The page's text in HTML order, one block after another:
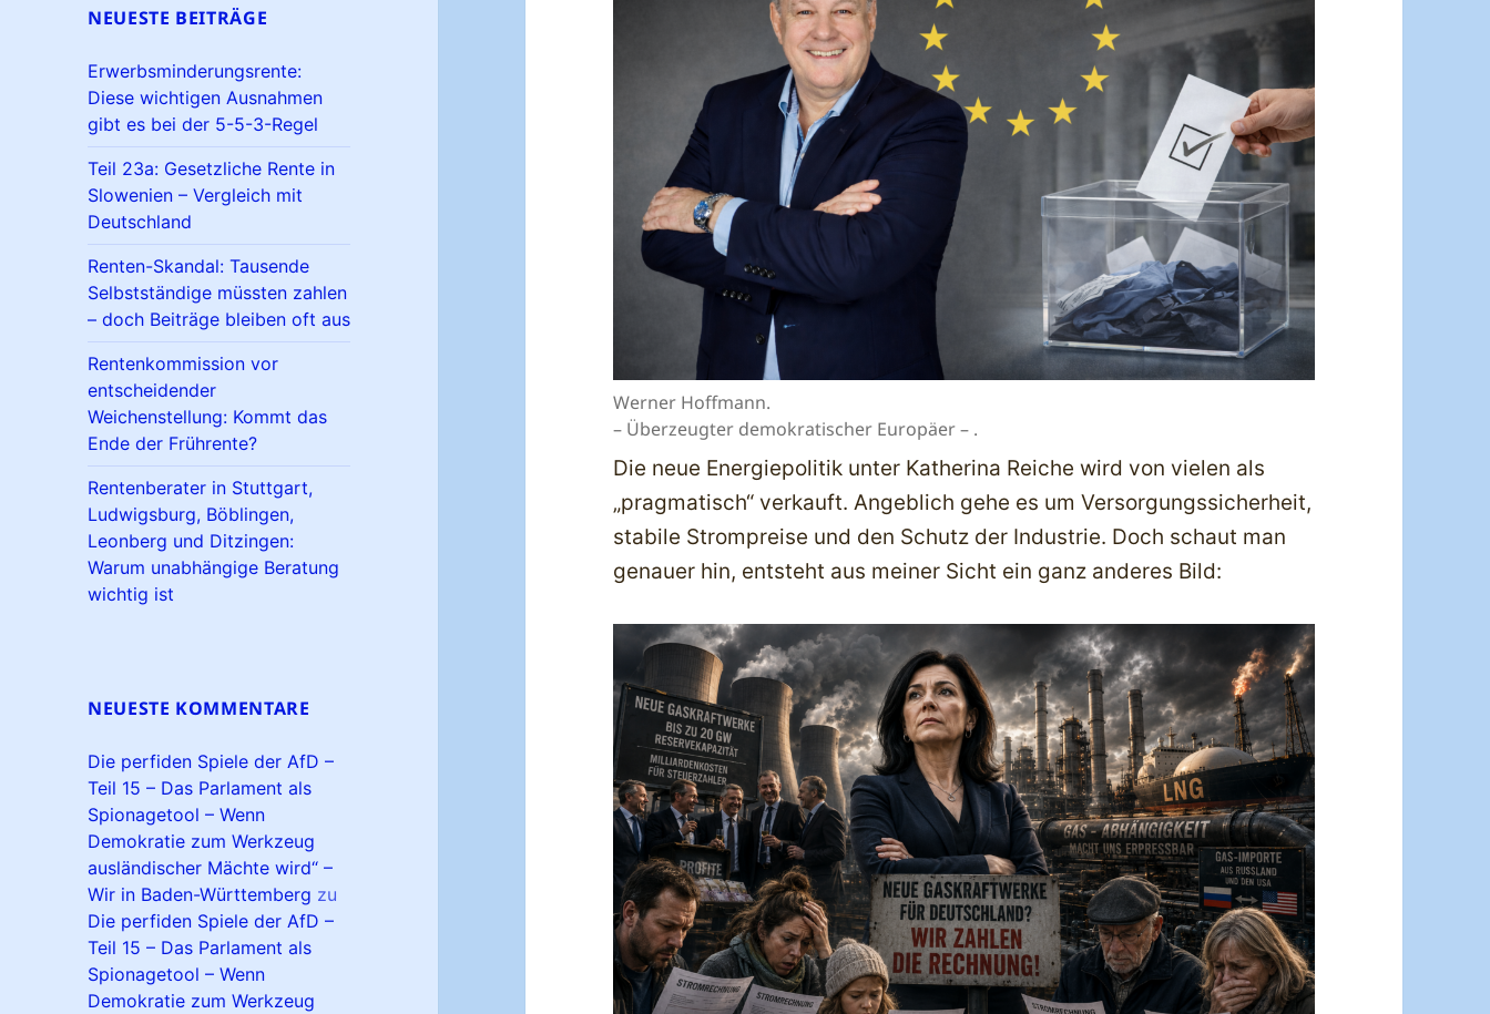
NEUESTE BEITRÄGE
Erwerbsminderungsrente:
Diese wichtigen Ausnahmen
gibt es bei der 5-5-3-Regel
Teil 23a: Gesetzliche Rente in
Slowenien – Vergleich mit
Deutschland
Renten-Skandal: Tausende
Selbstständige müssten zahlen
– doch Beiträge bleiben oft aus
Rentenkommission vor
entscheidender
Weichenstellung: Kommt das
Ende der Frührente?
Rentenberater in Stuttgart,
Ludwigsburg, Böblingen,
Leonberg und Ditzingen:
Warum unabhängige Beratung
wichtig ist
NEUESTE KOMMENTARE
Die perfiden Spiele der AfD –
Teil 15 – Das Parlament als
Spionagetool – Wenn
Demokratie zum Werkzeug
ausländischer Mächte wird“ –
Wir in Baden-Württemberg zu
Die perfiden Spiele der AfD –
Teil 15 – Das Parlament als
Spionagetool – Wenn
Demokratie zum Werkzeug
Werner Hoffmann.
– Überzeugter demokratischer Europäer – .
Die neue Energiepolitik unter Katherina Reiche wird von vielen als
„pragmatisch“ verkauft. Angeblich gehe es um Versorgungssicherheit,
stabile Strompreise und den Schutz der Industrie. Doch schaut man
genauer hin, entsteht aus meiner Sicht ein ganz anderes Bild: